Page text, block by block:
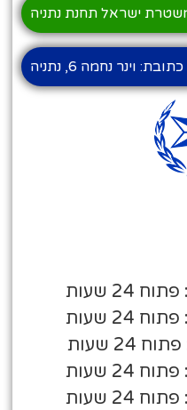
שעות
שעות
שעות
שעות
שעות
ישראל תחנת נתניה
כתובת: וינר נחמה 6, נתניה